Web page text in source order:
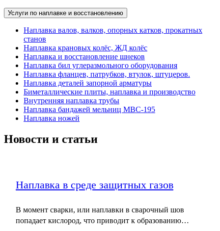
Услуги по наплавке и восстановлению
Наплавка валов, валков, опорных катков, прокатных
станов
Наплавка крановых колёс, ЖД колёс
Наплавка и восстановление шнеков
Наплавка бил углеразмольного оборудования
Наплавка фланцев, патрубков, втулок, штуцеров.
Наплавка деталей запорной арматуры
Биметаллические плиты, наплавка и производство
Внутренняя наплавка трубы
Наплавка бандажей мельниц МВС-195
Наплавка ножей
Новости и статьи
Наплавка в среде защитных газов
В момент сварки, или наплавки в сварочный шов
попадает кислород, что приводит к образованию…